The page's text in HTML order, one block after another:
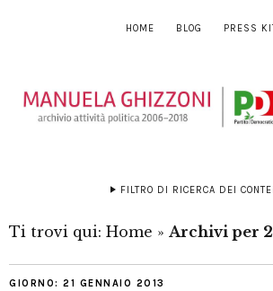
HOME BLOG PRESS
FILTRO DI RICERCA DEI
Ti trovi qui: Home » Archivi per
GIORNO: 21 GENNAIO 2013